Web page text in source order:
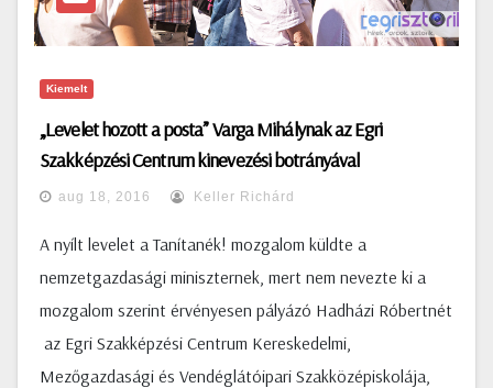
Kiemelt
„Levelet hozott a posta” Varga Mihálynak az Egri
Szakképzési Centrum kinevezési botrányával
kapcsolatban
aug 18, 2016 Keller Richárd
A nyílt levelet a Tanítanék! mozgalom küldte a
nemzetgazdasági miniszternek, mert nem nevezte ki a
mozgalom szerint érvényesen pályázó Hadházi Róbertnét
az Egri Szakképzési Centrum Kereskedelmi,
Mezőgazdasági és Vendéglátóipari Szakközépiskolája,